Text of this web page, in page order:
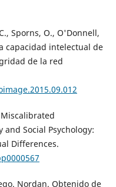
Sporns, O., O'Donnell,
capacidad intelectual de
de la red
Miscalibrated
and Social Psychology:
Differences.
Nordan. Obtenido de